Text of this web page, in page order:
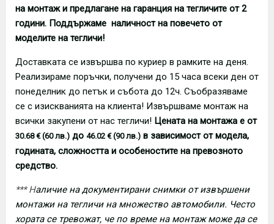
на монтаж и предлагане на гаранция на тегличите от 2
години. Поддържаме наличност на повечето от
моделите на тегличи!
Доставката се извършва по куриер в рамките на деня.
Реализираме поръчки, получени до 15 часа всеки ден от
понеделник до петък и събота до 12ч. Съобразяваме
се с изискванията на клиента! Извършваме монтаж на
всички закупени от нас тегличи! Цената на монтажа е от
30.68 € (60 лв.) до 46.02 € (90 лв.) в зависимост от модела,
годината, сложността и особеностите на превозното
средство.
*** Наличие на документирани снимки от извършени
монтажи на тегличи на множество автомобили. Често
хората се тревожат, че по време на монтаж може да се